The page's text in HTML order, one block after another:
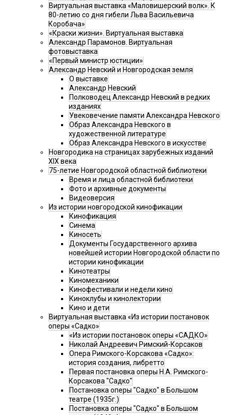
Виртуальная выставка «Маловишерский волк». К
80-летию со дня гибели Льва Васильевича
Коробача»
«Краски жизни». Виртуальная выставка
Александр Парамонов. Виртуальная
фотовыставка
«Первый министр юстиции»
Александр Невский и Новгородская земля
О выставке
Александр Невский
Полководец Александр Невский в редких
изданиях
Увековечение памяти Александра Невского
Образ Александра Невского в
художественной литературе
Образ Александра Невского в искусстве
Новгородика на страницах зарубежных изданий
XIX века
75-летие Новгородской областной библиотеки
Время и лица областной библиотеки
Фото и архивные документы
Видеоверсия
Из истории новгородской кинофикации
Кинофикация
Синема
Киносеть
Документы Государственного архива
новейшей истории Новгородской области по
истории кинофикации
Кинотеатры
Киномеханики
Кинофестивали и недели кино
Киноклубы и кинолектории
Кино и дети
Виртуальная выставка «Из истории постановок
оперы «Садко»
«Из истории постановок оперы «САДКО»
Николай Андреевич Римский-Корсаков
Опера Римского-Корсакова «Садко»:
история создания, либретто
Первая постановка оперы Н.А. Римского-
Корсакова "Садко"
Постановка оперы "Садко" в Большом
театре (1935г.)
Постановка оперы "Садко" в Большом